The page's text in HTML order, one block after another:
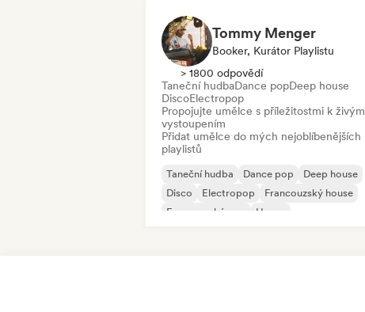
Tommy Menger
Booker, Kurátor Playlistu
> 1800 odpovědí
Taneční hudbaDance popDeep house
DiscoElectropop
Propojujte umělce s příležitostmi k živým
vystoupením
Přidat umělce do mých nejoblíbenějších
playlistů
Taneční hudba Dance pop
Deep house
Disco
Electropop
Francouzský house
Francouzský pop
House